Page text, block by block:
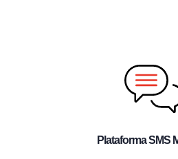
Plataforma SMS